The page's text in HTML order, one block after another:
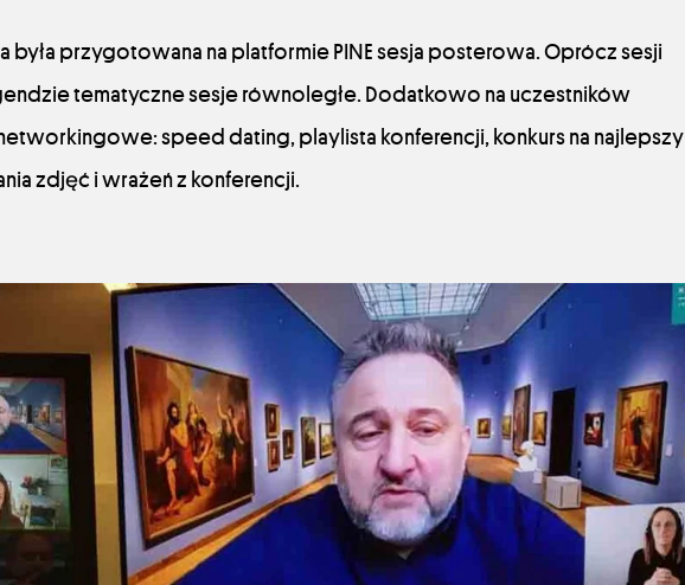
była przygotowana na platformie PINE sesja posterowa. Oprócz sesji
tematyczne sesje równoległe. Dodatkowo na uczestników
speed dating, playlista konferencji, konkurs na najlepszy
zdjęć i wrażeń z konferencji.